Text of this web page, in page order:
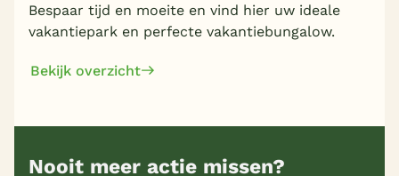
Bespaar tijd en moeite en vind hier uw ideale
vakantiepark en perfecte vakantiebungalow.
Bekijk overzicht
Nooit meer actie missen?